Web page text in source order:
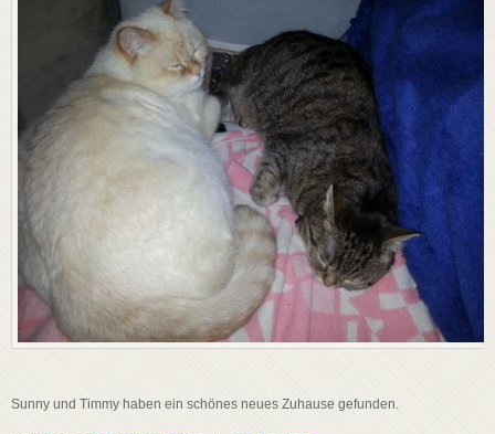
Sunny und Timmy haben ein schönes neues Zuhause gefunden.